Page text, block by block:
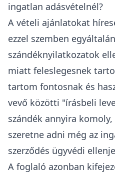
ingatlan adásvételnél?
A vételi ajánlatokat
ezzel szemben
szándéknyilatkozatok
miatt feleslegesnek
tartom fontosnak és
vevő közötti "írásbeli
szándék annyira
szeretne adni még az
szerződés ügyvédi
A foglaló azonban